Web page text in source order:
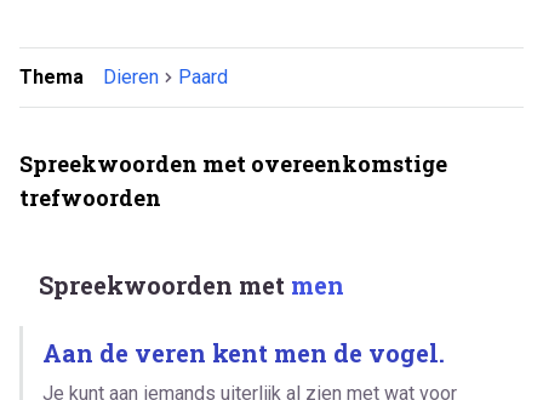
Thema Dieren Paard
Spreekwoorden met overeenkomstige
trefwoorden
Spreekwoorden met men
Aan de veren kent men de vogel.
Je kunt aan iemands uiterlijk al zien met wat voor